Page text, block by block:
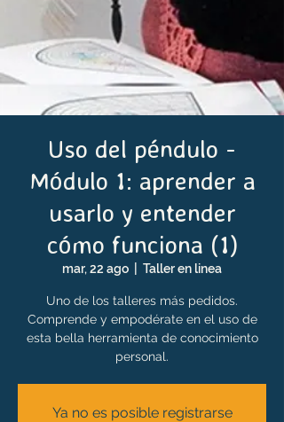
Uso del péndulo -
Módulo 1: aprender a
usarlo y entender
cómo funciona (1)
mar, 22 ago Taller en linea
Uno de los talleres más pedidos.
Comprende y empodérate en el uso de
esta bella herramienta de conocimiento
personal.
Ya no es posible registrarse